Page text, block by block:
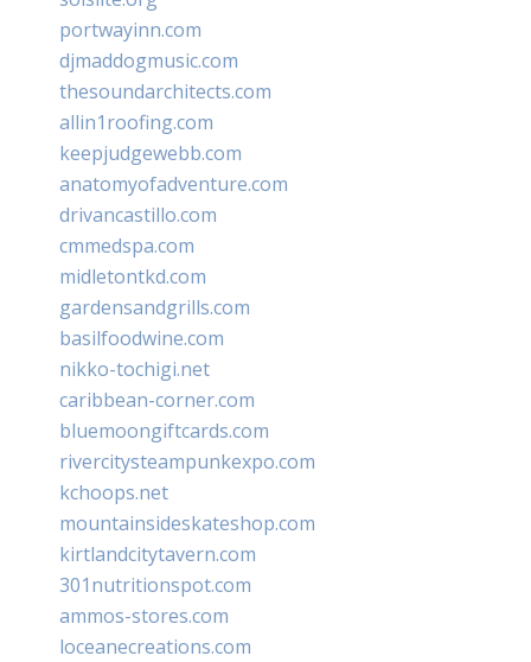
portwayinn.com
djmaddogmusic.com
thesoundarchitects.com
allin1roofing.com
keepjudgewebb.com
anatomyofadventure.com
drivancastillo.com
cmmedspa.com
midletontkd.com
gardensandgrills.com
basilfoodwine.com
nikko-tochigi.net
caribbean-corner.com
bluemoongiftcards.com
rivercitysteampunkexpo.com
kchoops.net
mountainsideskateshop.com
kirtlandcitytavern.com
301nutritionspot.com
ammos-stores.com
loceanecreations.com